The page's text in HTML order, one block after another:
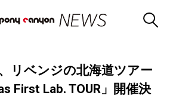
リベンジの北海道ツアー
First Lab. TOUR」開催決